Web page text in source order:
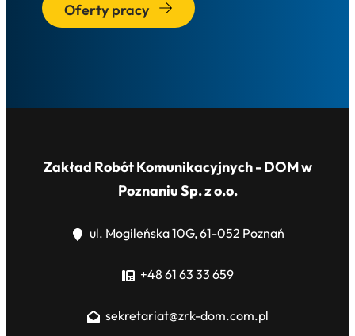
Oferty pracy
Zakład Robót Komunikacyjnych - DOM w
Poznaniu Sp. z o.o.
ul. Mogileńska 10G, 61-052 Poznań
+48 61 63 33 659
sekretariat@zrk-dom.com.pl